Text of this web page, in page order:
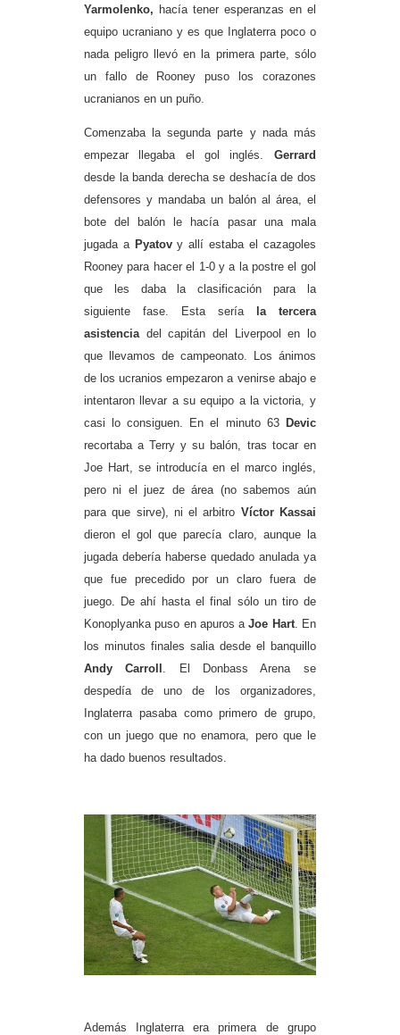
Yarmolenko, hacía tener esperanzas en el
equipo ucraniano y es que Inglaterra poco o
nada peligro llevó en la primera parte, sólo
un fallo de Rooney puso los corazones
ucranianos en un puño.
Comenzaba la segunda parte y nada más
empezar llegaba el gol inglés. Gerrard
desde la banda derecha se deshacía de dos
defensores y mandaba un balón al área, el
bote del balón le hacía pasar una mala
jugada aPyatovy allí estaba el cazagoles
Rooney para hacer el 1-0 y a la postre el gol
que les daba la clasificación para la
siguiente fase. Esta sería
la tercera
asistenciadel capitán del Liverpool en lo
que llevamos de campeonato. Los ánimos
de los ucranios empezaron a venirse abajo e
intentaron llevar a su equipo a la victoria, y
casi lo consiguen. En el minuto 63 Devic
recortaba a Terry y su balón, tras tocar en
Joe Hart, se introducía en el marco inglés,
pero ni el juez de área (no sabemos aún
para que sirve), ni el arbitro Víctor Kassai
dieron el gol que parecía claro, aunque la
jugada debería haberse quedado anulada ya
que fue precedido por un claro fuera de
juego. De ahí hasta el final sólo un tiro de
Konoplyankapuso en apuros aJoe Hart. En
los minutos finales salia desde el banquillo
Andy Carroll . El Donbass Arena se
despedía de uno de los organizadores,
Inglaterra pasaba como primero de grupo,
con un juego que no enamora, pero que le
ha dado buenos resultados.
Además Inglaterra era primera de grupo